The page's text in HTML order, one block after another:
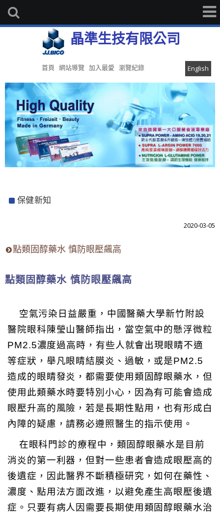
晶準生技有限公司
首頁 網站導覽 加入最愛 English
瀏覽紀錄
保健新知
2020-03-05
點類固醇藥水 慎防眼壓飆高
點類固醇藥水 慎防眼壓飆高
空氣污染日益嚴重，中國醫藥大學新竹附設
醫院眼科陳瑩山醫師指出，當空氣中的懸浮微粒
PM2.5濃度過高時，有些人就會出現眼睛不適
等症狀，舉凡眼睛結膜炎、過敏，或是PM2.5
造成的眼睛發炎，都需要使用類固醇眼藥水，但
使用此類藥水時要特別小心，因為有可能會造成
眼壓升高的風險，若是長期性點用，也有形成白
內障的疑慮，請務必遵照醫生的指示使用。
在眼科門診的療程中，類固醇眼藥水是目前
消炎的第一利器，但對一些患者會造成眼壓高的
後遺症，因此醫界不斷積極研究，如何在藥性、
濃度、點用法方面改進，以避免產生高眼壓後遺
症。只要有病人因需要長期使用類固醇眼藥水治